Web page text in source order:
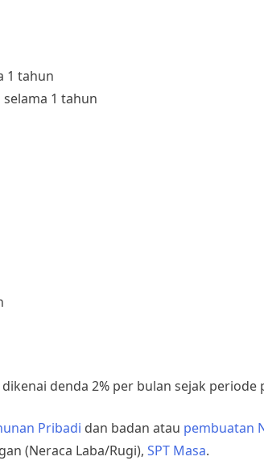
1 tahun
1 tahun
denda 2% per bulan sejak periode
Pribadi dan badan atau pembuatan
(Neraca Laba/Rugi), SPT Masa.